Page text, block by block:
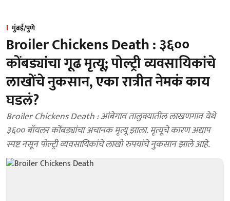
मुंबई/पुणे
Broiler Chickens Death : ३६००
कोंबड्यांचा गूढ मृत्यू; पोल्ट्री व्यवसायिकांचे
लाखोंचे नुकसान, एका रात्रीत नेमकं काय
घडलं?
Broiler Chickens Death : आंबेगाव तालुक्यातील लाखणगाव येथे
३६०० बॉयलर कोंबड्यांचा अचानक मृत्यू झाला. मृत्यूचे कारण अद्याप
स्पष्ट नसून पोल्ट्री व्यवसायिकांचे लाखो रुपयांचे नुकसान झाले आहे.